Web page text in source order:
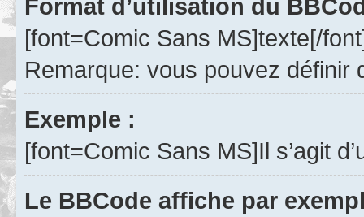
Format d’utilisation du
[font=Comic Sans MS]texte[/
Remarque: vous pouvez définir
Exemple :
[font=Comic Sans MS]Il s’agit
Le BBCode affiche par